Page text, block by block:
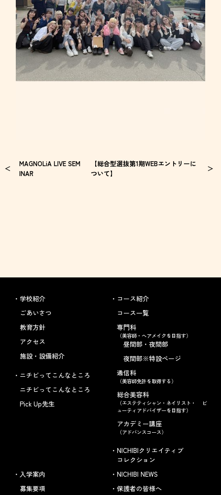
MAGNOLiA LIVE SEM
INAR
【総合型選抜第1期WEBエントリーに
ついて】
学校紹介
ごあいさつ
教育方針
アクセス
施設・設備紹介
ニチビってこんなところ
ニチビってこんなところ
Pick Up先生
コース紹介
コース一覧
専門科
（美容師・ヘアメイクを目指す）
昼間部・夜間部
夜間部※特設ページ
通信科
（美容師免許を取得する）
総合美容科
（エステティシャン・ネイリスト・ ビ
ューティアドバイザーを目指す）
アカデミー講座
（アドバンスコース）
NICHIBIクリエイティブ
コレクション
入学案内
募集要項
NICHIBI NEWS
保護者の皆様へ